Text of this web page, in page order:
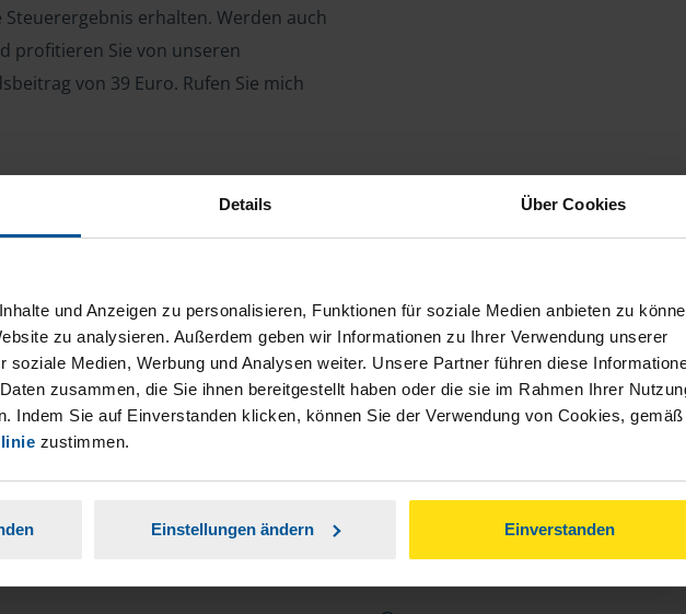
Details Über Cookies
und Anzeigen zu personalisieren, Funktionen für soziale Medien anbieten zu
zu analysieren. Außerdem geben wir Informationen zu Ihrer Verwendung unserer
soziale Medien, Werbung und Analysen weiter. Unsere Partner führen diese
zusammen, die Sie ihnen bereitgestellt haben oder die sie im Rahmen Ihrer
Indem Sie auf Einverstanden klicken, können Sie der Verwendung von Cookies, gemäß
zustimmen.
Einstellungen ändern Einverstanden
erhalten. Werden auch
profitieren Sie von unseren
von 39 Euro. Rufen Sie mich
Arbeitnehmer, Beamte, Auszubildende,
(StBerG). Auch bei Einkünften
der geeignete Dienstleister für Sie.
Tätigkeit und umsatzsteuerpflichtigen